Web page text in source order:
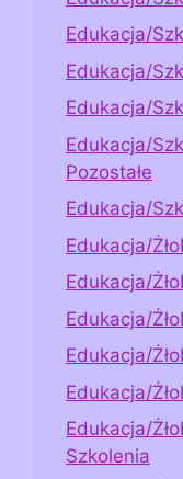
Edukacja/
Edukacja/
Edukacja/
Edukacja/
Pozostałe
Edukacja/
Edukacja/
Edukacja/
Edukacja/
Edukacja/
Edukacja/
Edukacja/
Szkolenia